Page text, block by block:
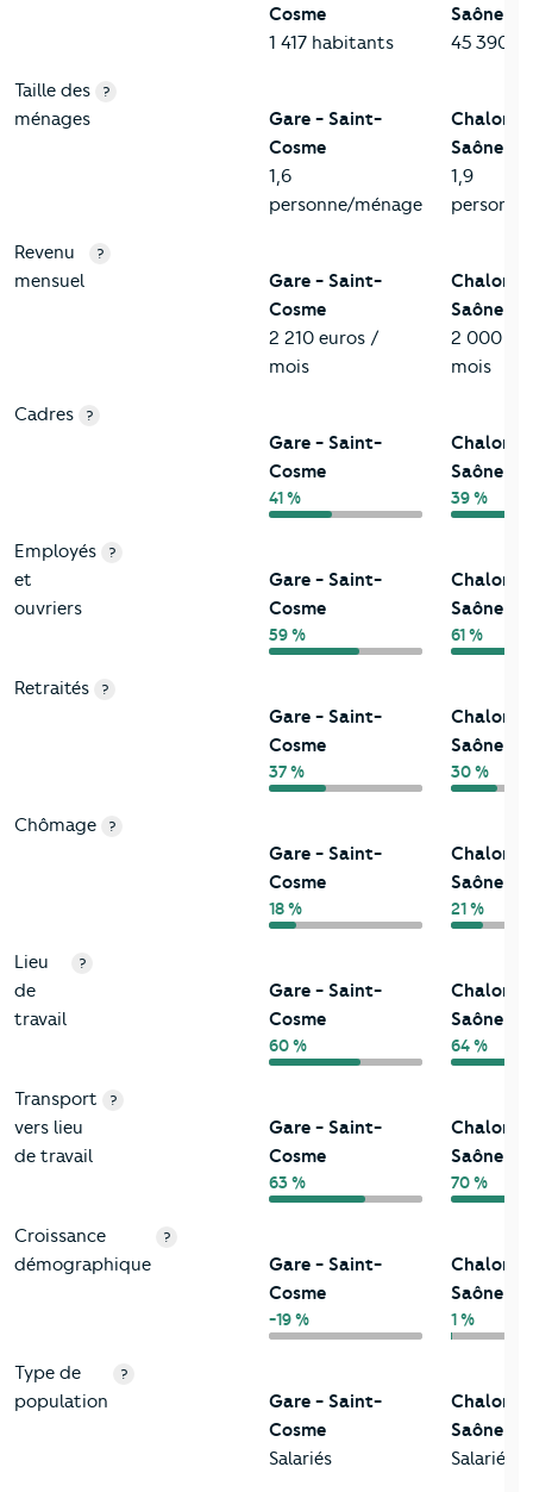
Cosme
1 417 habitants
Saône
45 390
Taille des
ménages
?
Gare - Saint-
Cosme
1,6
personne/ménage
Chalon-
Saône
1,9
Revenu
mensuel
?
Gare - Saint-
Cosme
2 210 euros /
mois
Chalon-
Saône
2 000
mois
Cadres ?
Gare - Saint-
Cosme
41 %
Chalon-
Saône
39 %
Employés
et
ouvriers
?
Gare - Saint-
Cosme
59 %
Chalon-
Saône
61 %
Retraités ?
Gare - Saint-
Cosme
37 %
Chalon-
Saône
30 %
Chômage ?
Gare - Saint-
Cosme
18 %
Chalon-
Saône
21 %
Lieu
de
travail
?
Gare - Saint-
Cosme
60 %
Chalon-
Saône
64 %
Transport
vers lieu
de travail
?
Gare - Saint-
Cosme
63 %
Chalon-
Saône
70 %
Croissance
démographique
?
Gare - Saint-
Cosme
-19 %
Chalon-
Saône
1 %
Type de
population
?
Gare - Saint-
Cosme
Salariés
Chalon-
Saône
Salariés